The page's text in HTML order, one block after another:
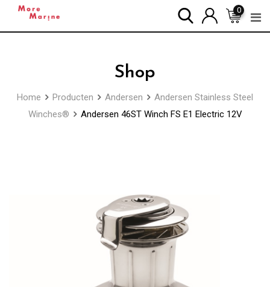
0
Shop
Home Producten Andersen
Andersen Stainless Steel
Winches®
Andersen 46ST Winch FS E1 Electric 12V